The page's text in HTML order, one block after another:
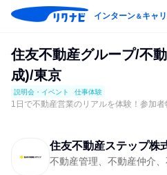
インターン＆キャ
住友不動産グループ/不
成)/東京
説明会・イベント 仕事体験
1日で不動産営業のリアルを体験！参加者
住友不動産ステップ株
不動産管理、不動産仲介